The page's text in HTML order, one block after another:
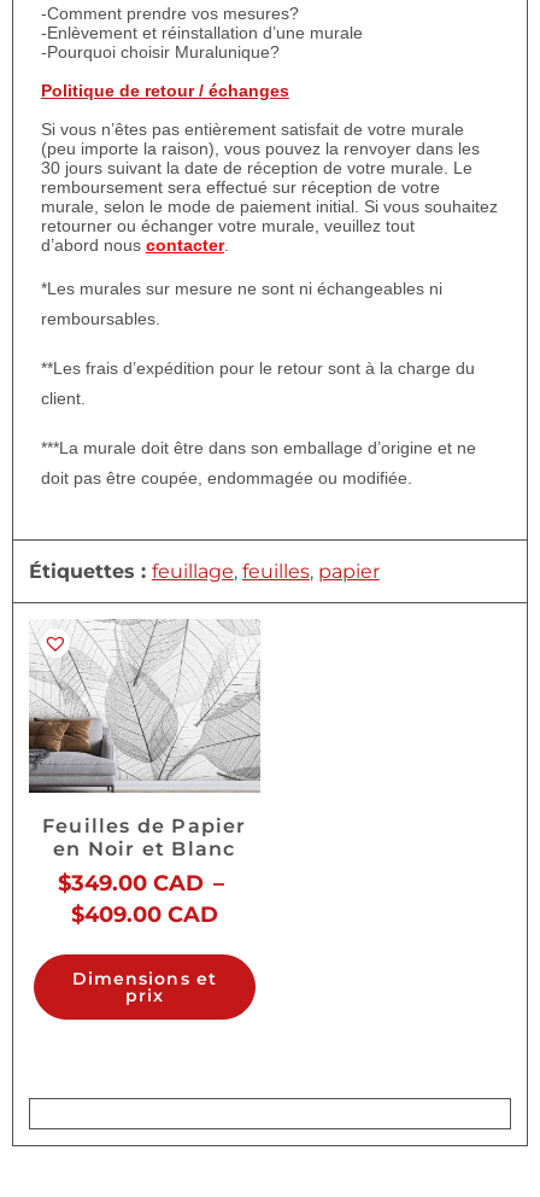
-Comment prendre vos mesures?
-Enlèvement et réinstallation d’une murale
-Pourquoi choisir Muralunique?
Politique de retour / échanges
Si vous n’êtes pas entièrement satisfait de votre murale
(peu importe la raison), vous pouvez la renvoyer dans les
30 jours suivant la date de réception de votre murale. Le
remboursement sera effectué sur réception de votre
murale, selon le mode de paiement initial. Si vous souhaitez
retourner ou échanger votre murale, veuillez tout
d’abord nous contacter.
*Les murales sur mesure ne sont ni échangeables ni
remboursables.
**Les frais d’expédition pour le retour sont à la charge du
client.
***La murale doit être dans son emballage d’origine et ne
doit pas être coupée, endommagée ou modifiée.
Étiquettes : feuillage, feuilles, papier
Feuilles de Papier
en Noir et Blanc
$349.00 CAD –
$409.00 CAD
Dimensions et
prix